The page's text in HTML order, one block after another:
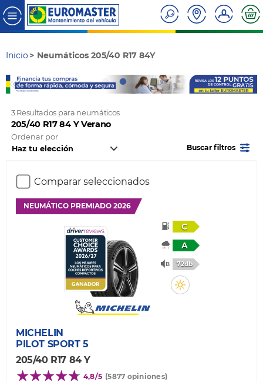
Inicio Neumáticos 205/40 R17 84Y
3 Resultados para neumáticos
205/40 R17 84 Y Verano
Ordenar por
Buscar filtros
Comparar seleccionados
NEUMÁTICO PREMIADO 2026
C
A
72db
MICHELIN
PILOT SPORT 5
205/40 R17 84 Y
4,8/5 (5877 opiniones)